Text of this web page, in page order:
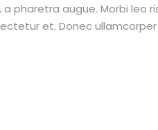
pharetra augue. Morbi leo
et. Donec